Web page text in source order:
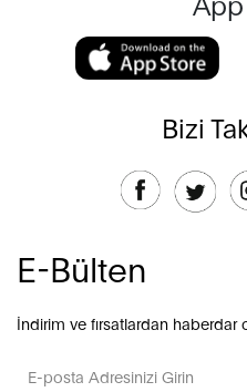
Bizi
E-Bülten
İndirim ve fırsatlardan